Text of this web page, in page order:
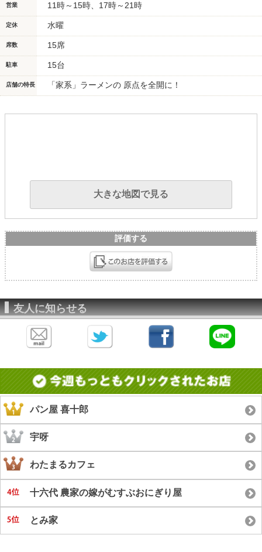
営業 11時～15時、17時～21時
定休 水曜
席数 15席
駐車 15台
店舗の特長 「家系」ラーメンの 原点を全開に！
大きな地図で見る
評価する
友人に知らせる
パン屋 喜十郎
宇呀
わたまるカフェ
十六代 農家の嫁がむすぶおにぎり屋
とみ家